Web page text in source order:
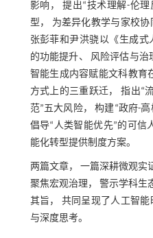
影响， 提出“技术理解-伦
型， 为差异化教学与家校协
张彭菲和尹洪骁以《生成
的功能提升、 风险评估与
智能生成内容赋能文科教育
方式上的三重跃迁， 指出“
范”五大风险， 构建“政府-
倡导“人类智能优先”的可信
能化转型提供制度方案。
两篇文章， 一篇深耕微观实
聚焦宏观治理， 警示学科生
其旨， 共同呈现了人工智
与深度思考。